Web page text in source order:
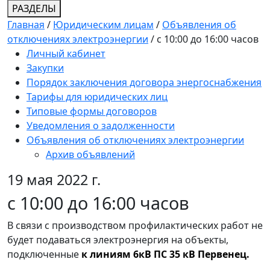
РАЗДЕЛЫ
Главная / Юридическим лицам / Объявления об
отключениях электроэнергии / с 10:00 до 16:00 часов
Личный кабинет
Закупки
Порядок заключения договора энергоснабжения
Тарифы для юридических лиц
Типовые формы договоров
Уведомления о задолженности
Объявления об отключениях электроэнергии
Архив объявлений
19 мая 2022 г.
с 10:00 до 16:00 часов
В связи с производством профилактических работ не
будет подаваться электроэнергия на объекты,
подключенные к линиям 6кВ ПС 35 кВ Первенец.